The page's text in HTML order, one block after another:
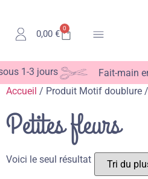
0,00 €
0
1-3 jours Fait-main en
Accueil / Produit Motif doublure
Petites fleurs
Voici le seul résultat